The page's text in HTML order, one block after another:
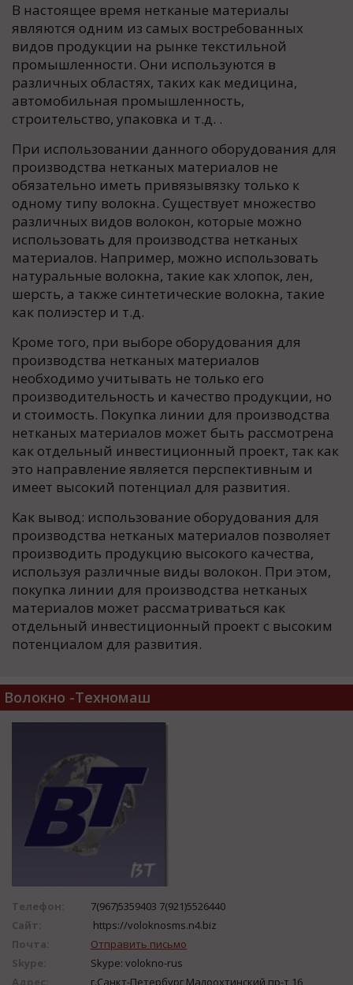
В настоящее время нетканые материалы
являются одним из самых востребованных
видов продукции на рынке текстильной
промышленности. Они используются в
различных областях, таких как медицина,
автомобильная промышленность,
строительство, упаковка и т.д. .
При использовании данного оборудования для
производства нетканых материалов не
обязательно иметь привязывязку только к
одному типу волокна. Существует множество
различных видов волокон, которые можно
использовать для производства нетканых
материалов. Например, можно использовать
натуральные волокна, такие как хлопок, лен,
шерсть, а также синтетические волокна, такие
как полиэстер и т.д.
Кроме того, при выборе оборудования для
производства нетканых материалов
необходимо учитывать не только его
производительность и качество продукции, но
и стоимость. Покупка линии для производства
нетканых материалов может быть рассмотрена
как отдельный инвестиционный проект, так как
это направление является перспективным и
имеет высокий потенциал для развития.
Как вывод: использование оборудования для
производства нетканых материалов позволяет
производить продукцию высокого качества,
используя различные виды волокон. При этом,
покупка линии для производства нетканых
материалов может рассматриваться как
отдельный инвестиционный проект с высоким
потенциалом для развития.
Волокно -Техномаш
Телефон:
7(967)5359403 7(921)5526440
Сайт:
https://voloknosms.n4.biz
Почта:
Отправить письмо
Skype:
Skype: volokno-rus
Адрес:
г.Санкт-Петербург Малоохтинский пр-т,16